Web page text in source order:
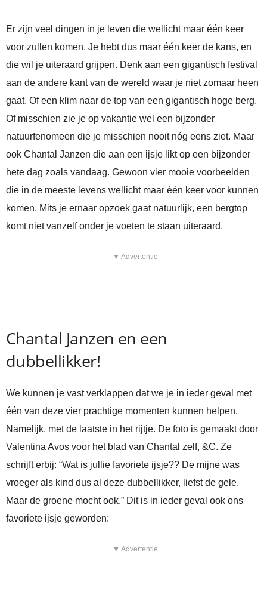
Er zijn veel dingen in je leven die wellicht maar één keer
voor zullen komen. Je hebt dus maar één keer de kans, en
die wil je uiteraard grijpen. Denk aan een gigantisch festival
aan de andere kant van de wereld waar je niet zomaar heen
gaat. Of een klim naar de top van een gigantisch hoge berg.
Of misschien zie je op vakantie wel een bijzonder
natuurfenomeen die je misschien nooit nóg eens ziet. Maar
ook Chantal Janzen die aan een ijsje likt op een bijzonder
hete dag zoals vandaag. Gewoon vier mooie voorbeelden
die in de meeste levens wellicht maar één keer voor kunnen
komen. Mits je ernaar opzoek gaat natuurlijk, een bergtop
komt niet vanzelf onder je voeten te staan uiteraard.
▼ Advertentie
Chantal Janzen en een
dubbellikker!
We kunnen je vast verklappen dat we je in ieder geval met
één van deze vier prachtige momenten kunnen helpen.
Namelijk, met de laatste in het rijtje. De foto is gemaakt door
Valentina Avos voor het blad van Chantal zelf, &C. Ze
schrijft erbij: “Wat is jullie favoriete ijsje?? De mijne was
vroeger als kind dus al deze dubbellikker, liefst de gele.
Maar de groene mocht ook.” Dit is in ieder geval ook ons
favoriete ijsje geworden:
▼ Advertentie